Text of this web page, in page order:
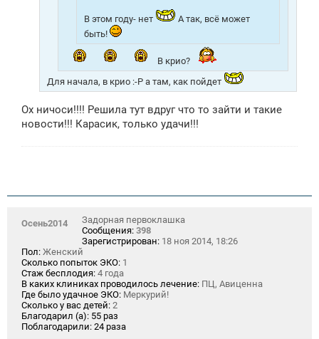
В этом году- нет
А так, всё может
быть!
В крио?
Для начала, в крио :-P а там, как пойдет
Ох ничоси!!!! Решила тут вдруг что то зайти и такие
новости!!! Карасик, только удачи!!!
Осень2014
Задорная первоклашка
Сообщения: 398
Зарегистрирован: 18 ноя 2014, 18:26
Пол: Женский
Сколько попыток ЭКО: 1
Стаж бесплодия: 4 года
В каких клиниках проводилось лечение: ПЦ, Авиценна
Где было удачное ЭКО: Меркурий!
Сколько у вас детей: 2
Благодарил (а): 55 раз
Поблагодарили: 24 раза